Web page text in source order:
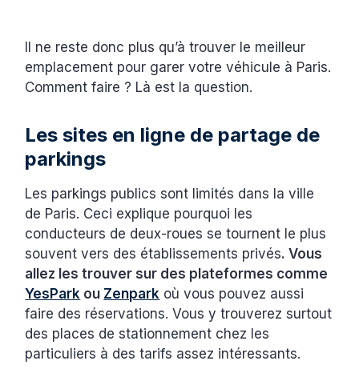
Il ne reste donc plus qu’à trouver le meilleur
emplacement pour garer votre véhicule à Paris.
Comment faire ? Là est la question.
Les sites en ligne de partage de
parkings
Les parkings publics sont limités dans la ville
de Paris. Ceci explique pourquoi les
conducteurs de deux-roues se tournent le plus
souvent vers des établissements privés. Vous
allez les trouver sur des plateformes comme
YesPark ou Zenpark où vous pouvez aussi
faire des réservations. Vous y trouverez surtout
des places de stationnement chez les
particuliers à des tarifs assez intéressants.